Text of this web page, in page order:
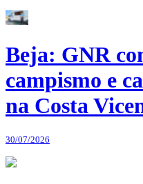
Beja: GNR
campismo e
na Costa
30/07/2026